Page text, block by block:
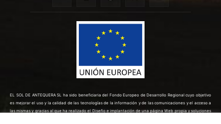
EL SOL DE ANTEQUERA SL ha sido beneficiaria del Fondo Europeo de Desarrollo Regional cuyo objetivo
es mejorar el uso y la calidad de las tecnologías de la información y de las comunicaciones y el acceso a
las mismas y gracias al que ha realizado el Diseño e implantación de una página Web propia y soluciones